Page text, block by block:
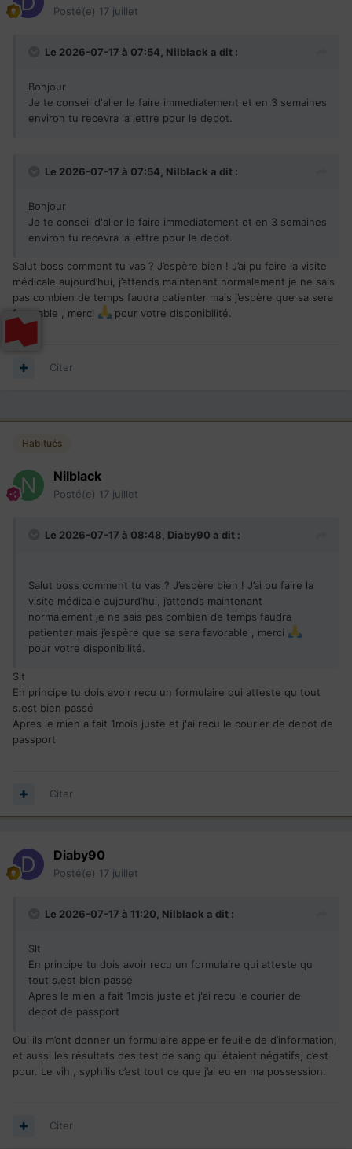
Posté(e) 17 juillet
Le 2026-07-17 à 07:54, Nilblack a dit :
Bonjour
Je te conseil d'aller le faire immediatement et en 3 semaines
environ tu recevra la lettre pour le depot.
Le 2026-07-17 à 07:54, Nilblack a dit :
Bonjour
Je te conseil d'aller le faire immediatement et en 3 semaines
environ tu recevra la lettre pour le depot.
Salut boss comment tu vas ? J’espère bien ! J’ai pu faire la visite
médicale aujourd’hui, j’attends maintenant normalement je ne sais
pas combien de temps faudra patienter mais j’espère que sa sera
favorable , merci
pour votre disponibilité.
Citer
Habitués
Nilblack
Posté(e) 17 juillet
Le 2026-07-17 à 08:48, Diaby90 a dit :
Salut boss comment tu vas ? J’espère bien ! J’ai pu faire la
visite médicale aujourd’hui, j’attends maintenant
normalement je ne sais pas combien de temps faudra
patienter mais j’espère que sa sera favorable , merci
pour votre disponibilité.
Slt
En principe tu dois avoir recu un formulaire qui atteste qu tout
s.est bien passé
Apres le mien a fait 1mois juste et j'ai recu le courier de depot de
passport
Citer
Diaby90
Posté(e) 17 juillet
Le 2026-07-17 à 11:20, Nilblack a dit :
Slt
En principe tu dois avoir recu un formulaire qui atteste qu
tout s.est bien passé
Apres le mien a fait 1mois juste et j'ai recu le courier de
depot de passport
Oui ils m’ont donner un formulaire appeler feuille de d’information,
et aussi les résultats des test de sang qui étaient négatifs, c’est
pour. Le vih , syphilis c’est tout ce que j’ai eu en ma possession.
Citer